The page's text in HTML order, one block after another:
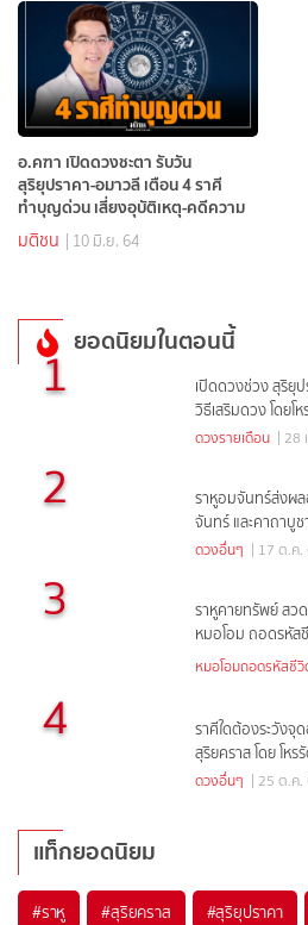
อ.คฑา เปิดดวงชะตา รับวัน
สุริยุปราคา-อมาวลี เตือน 4 ราศี
ทำบุญด่วน เสี่ยงอุบัติเหตุ-คดีความ
มติชน | 10 มิ.ย. 64
ยอดนิยมในตอนนี้
1
เปิดดวงช่วง สุริยุ
วิธีเสริมดวง โดยโ
ดวงรายเดือน | 28
2
ราหูอมจันทร์ส่งผลอย่าง
จันทร์ และคาถาบูช
ดวงอื่นๆ | 17 ต.ค.
3
ราหูคายทรัพย์ สวด
หมอโอม ถอดรหัส
หมอโอมถอดรหัสชี
4
ราศีใดต้องระวังจุ
สุริยคราส โดย โห
ดวงอื่นๆ | 25 ต.ค.
แท็กยอดนิยม
#ราหู #สุริยคราส #สุริยุปราคา